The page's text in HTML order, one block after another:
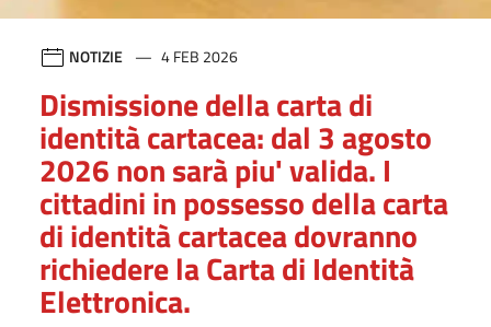
NOTIZIE 4 FEB 2026
Dismissione della carta di
identità cartacea: dal 3 agosto
2026 non sarà piu' valida. I
cittadini in possesso della carta
di identità cartacea dovranno
richiedere la Carta di Identità
Elettronica.